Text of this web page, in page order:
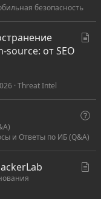
я
безопасность
я
от SEO
Threat Intel
В
р
и Ответы по ИБ (Q&A)